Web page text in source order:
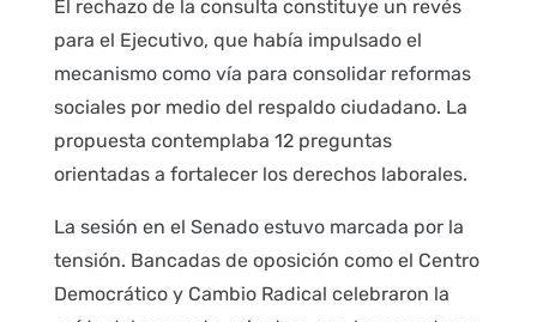
El rechazo de la consulta constituye un revés
para el Ejecutivo, que había impulsado el
mecanismo como vía para consolidar reformas
sociales por medio del respaldo ciudadano. La
propuesta contemplaba 12 preguntas
orientadas a fortalecer los derechos laborales.
La sesión en el Senado estuvo marcada por la
tensión. Bancadas de oposición como el Centro
Democrático y Cambio Radical celebraron la